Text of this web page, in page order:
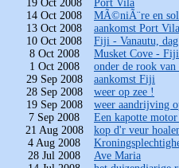
19 Oct 2008
Port Vila
14 Oct 2008
MÃ©niÃ¨re en
13 Oct 2008
aankomst Port
10 Oct 2008
Fiji - Vanautu,
8 Oct 2008
Musket Cove - Fiji
1 Oct 2008
onder de rook
29 Sep 2008
aankomst Fiji
28 Sep 2008
weer op zee !
19 Sep 2008
weer aandrijving
7 Sep 2008
Een kapotte
21 Aug 2008
kop d'r veur
4 Aug 2008
28 Jul 2008
Ave Maria